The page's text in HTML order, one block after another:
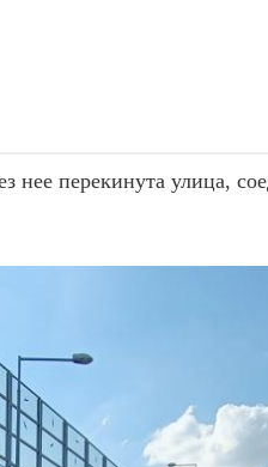
нее перекинута улица,